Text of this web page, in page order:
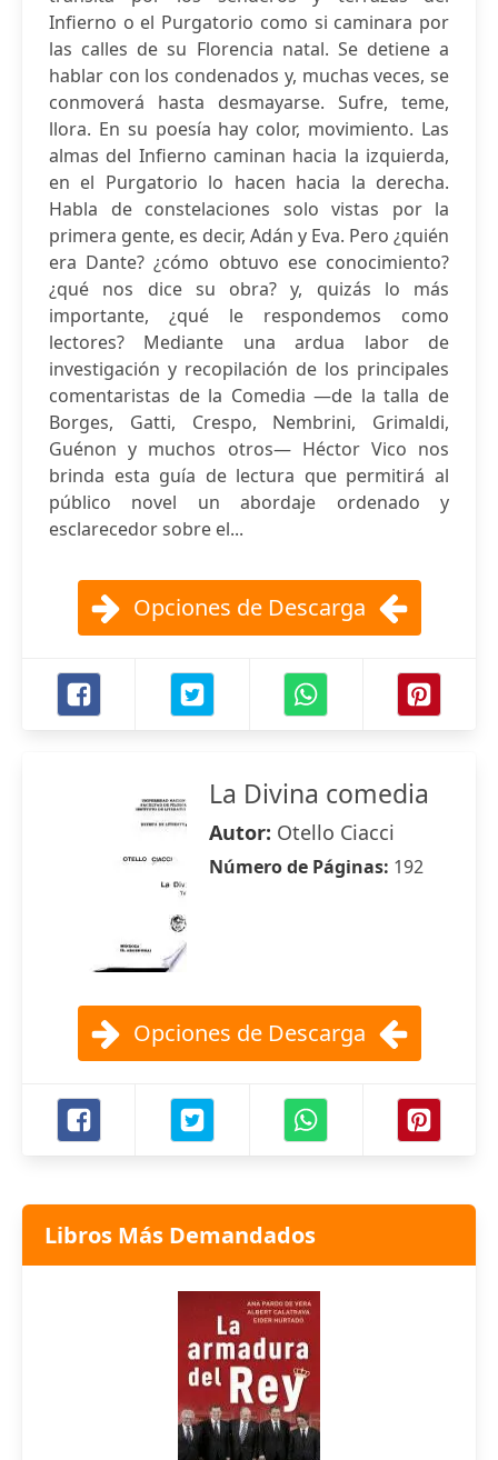
Infierno o el Purgatorio como si caminara por
las calles de su Florencia natal. Se detiene a
hablar con los condenados y, muchas veces, se
conmoverá hasta desmayarse. Sufre, teme,
llora. En su poesía hay color, movimiento. Las
almas del Infierno caminan hacia la izquierda,
en el Purgatorio lo hacen hacia la derecha.
Habla de constelaciones solo vistas por la
primera gente, es decir, Adán y Eva. Pero ¿quién
era Dante? ¿cómo obtuvo ese conocimiento?
¿qué nos dice su obra? y, quizás lo más
importante, ¿qué le respondemos como
lectores? Mediante una ardua labor de
investigación y recopilación de los principales
comentaristas de la Comedia —de la talla de
Borges, Gatti, Crespo, Nembrini, Grimaldi,
Guénon y muchos otros— Héctor Vico nos
brinda esta guía de lectura que permitirá al
público novel un abordaje ordenado y
esclarecedor sobre el...
Opciones de Descarga
La Divina comedia
Autor: Otello Ciacci
Número de Páginas: 192
Opciones de Descarga
Libros Más Demandados